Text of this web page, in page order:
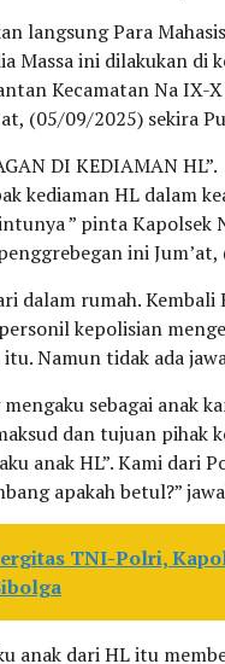
langsung Para
Massa ini dilakukan di
Kecamatan Na IX-
(05/09/2025) sekira
DI KEDIAMAN HL”.
kediaman HL dalam
” pinta Kapolsek
ini
dalam rumah.
kepolisian
Namun tidak ada
sebagai anak
dan tujuan pihak
anak HL”. Kami dari
apakah betul?”
TNI-Polri,
anak dari HL itu